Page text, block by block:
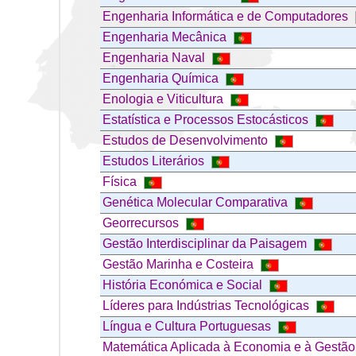
Engenharia Informática e de Computadores
Engenharia Mecânica
Engenharia Naval
Engenharia Química
Enologia e Viticultura
Estatística e Processos Estocásticos
Estudos de Desenvolvimento
Estudos Literários
Física
Genética Molecular Comparativa
Georrecursos
Gestão Interdisciplinar da Paisagem
Gestão Marinha e Costeira
História Económica e Social
Líderes para Indústrias Tecnológicas
Língua e Cultura Portuguesas
Matemática Aplicada à Economia e à